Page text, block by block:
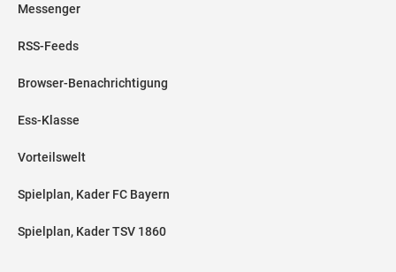
Messenger
RSS-Feeds
Browser-Benachrichtigung
Ess-Klasse
Vorteilswelt
Spielplan, Kader FC Bayern
Spielplan, Kader TSV 1860